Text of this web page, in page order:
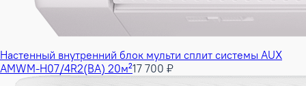
Настенный внутренний блок мульти сплит системы AUX
AMWM-H07/4R2(BA) 20м²17 700 ₽